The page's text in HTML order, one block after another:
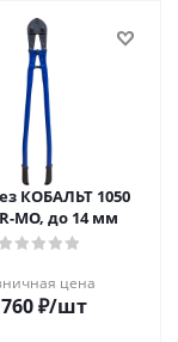
КОБАЛЬТ 1050
MO, до 14 мм
цена
₽/шт